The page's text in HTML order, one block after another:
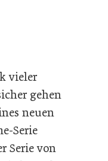
vieler
gehen
neuen
Serie
Serie von